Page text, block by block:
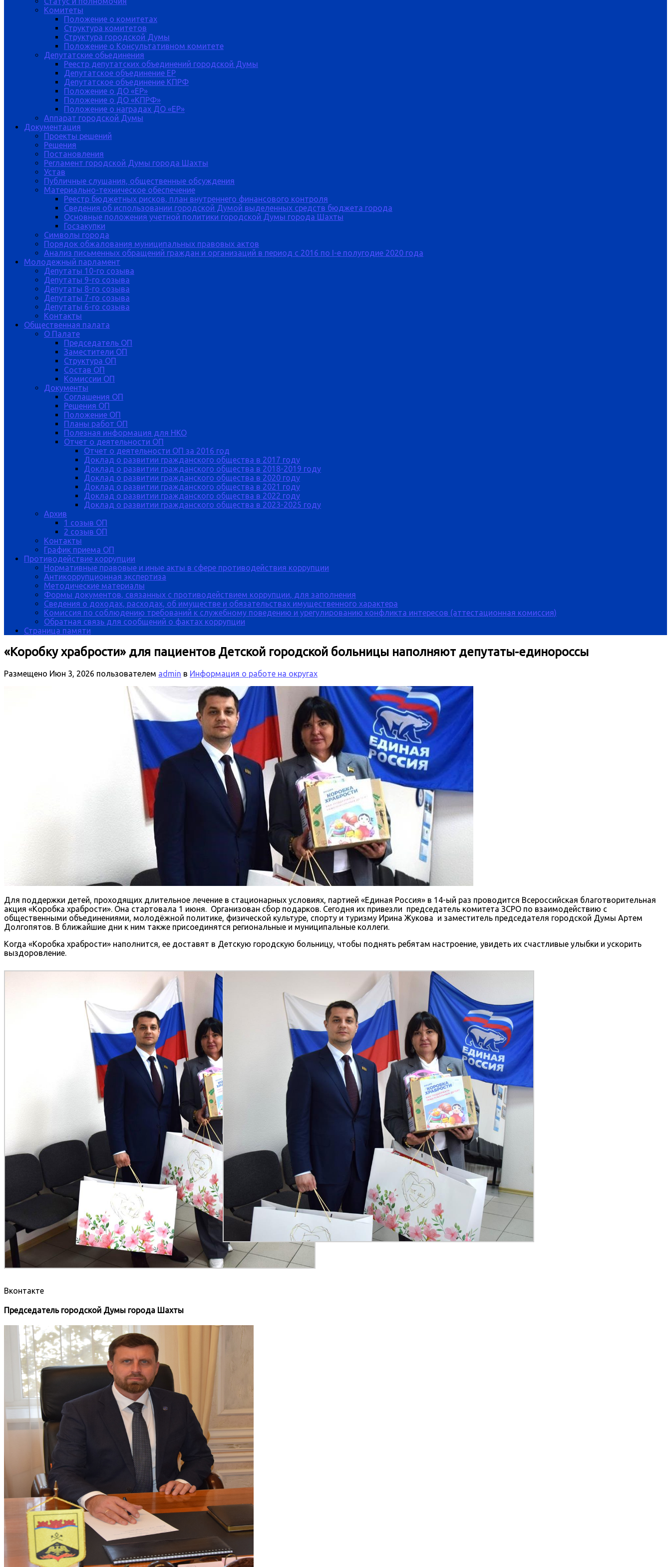
Комитеты
Положение о комитетах
Структура комитетов
Структура городской Думы
Положение о Консультативном комитете
Депутатские обьединения
Реестр депутатских объединений городской Думы
Депутатское объединение ЕР
Депутатское объединение КПРФ
Положение о ДО «ЕР»
Положение о ДО «КПРФ»
Положение о наградах ДО «ЕР»
Аппарат городской Думы
Документация
Проекты решений
Решения
Постановления
Регламент городской Думы города Шахты
Устав
Публичные слушания, общественные обсуждения
Материально-техническое обеспечение
Реестр бюджетных рисков, план внутреннего финансового контроля
Сведения об использовании городской Думой выделенных средств бюджета города
Основные положения учетной политики городской Думы города Шахты
Госзакупки
Символы города
Порядок обжалования муниципальных правовых актов
Анализ письменных обращений граждан и организаций в период с 2016 по I-е полугодие 2020 года
Молодежный парламент
Депутаты 10-го созыва
Депутаты 9-го созыва
Депутаты 8-го созыва
Депутаты 7-го созыва
Депутаты 6-го созыва
Контакты
Общественная палата
О Палате
Председатель ОП
Заместители ОП
Структура ОП
Состав ОП
Комиссии ОП
Документы
Соглашения ОП
Решения ОП
Положение ОП
Планы работ ОП
Полезная информация для НКО
Отчет о деятельности ОП
Отчет о деятельности ОП за 2016 год
Доклад о развитии гражданского общества в 2017 году
Доклад о развитии гражданского общества в 2018-2019 году
Доклад о развитии гражданского общества в 2020 году
Доклад о развитии гражданского общества в 2021 году
Доклад о развитии гражданского общества в 2022 году
Доклад о развитии гражданского общества в 2023-2025 году
Архив
1 созыв ОП
2 созыв ОП
Контакты
График приема ОП
Противодействие коррупции
Нормативные правовые и иные акты в сфере противодействия коррупции
Антикоррупционная экспертиза
Методические материалы
Формы документов, связанных с противодействием коррупции, для заполнения
Сведения о доходах, расходах, об имуществе и обязательствах имущественного характера
Комиссия по соблюдению требований к служебному поведению и урегулированию конфликта интересов (аттестационная комиссия)
Обратная связь для сообщений о фактах коррупции
Страница памяти
«Коробку храбрости» для пациентов Детской городской больницы наполняют депутаты-единороссы
Размещено Июн 3, 2026 пользователем admin в Информация о работе на округах
Для поддержки детей, проходящих длительное лечение в стационарных условиях, партией «Единая Россия» в 14-ый раз проводится Всероссийская благотворительная
акция «Коробка храбрости». Она стартовала 1 июня. Организован сбор подарков. Сегодня их привезли председатель комитета ЗСРО по взаимодействию с
общественными объединениями, молодёжной политике, физической культуре, спорту и туризму Ирина Жукова и заместитель председателя городской Думы Артем
Долгопятов. В ближайшие дни к ним также присоединятся региональные и муниципальные коллеги.
Когда «Коробка храбрости» наполнится, ее доставят в Детскую городскую больницу, чтобы поднять ребятам настроение, увидеть их счастливые улыбки и ускорить
выздоровление.
Вконтакте
Председатель городской Думы города Шахты